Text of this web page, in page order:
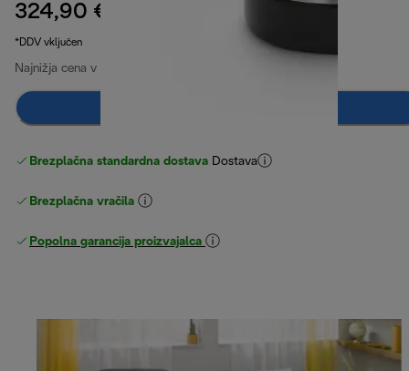
324,90 €
*DDV vključen
Najnižja cena v zadnjih 30 dneh
Brezplačna standardna dostava Dostava
Brezplačna vračila
Popolna garancija proizvajalca